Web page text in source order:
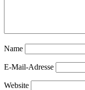
Name
E-Mail-Adresse
Website